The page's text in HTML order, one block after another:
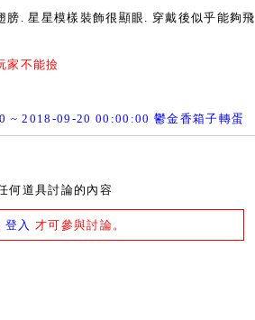
膀. 星星模樣裝飾很顯眼. 穿戴後似乎能夠飛
家不能撿
~ 2018-09-20 00:00:00 鬱金香箱子轉蛋
何道具討論的內容
登入 才可參與討論。